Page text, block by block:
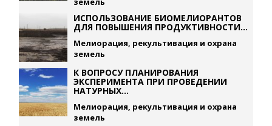
ИСПОЛЬЗОВАНИЕ БИОМЕЛИОРАНТОВ
ДЛЯ ПОВЫШЕНИЯ ПРОДУКТИВНОСТИ...
Мелиорация, рекультивация и охрана
земель
К ВОПРОСУ ПЛАНИРОВАНИЯ
ЭКСПЕРИМЕНТА ПРИ ПРОВЕДЕНИИ
НАТУРНЫХ...
Мелиорация, рекультивация и охрана
земель